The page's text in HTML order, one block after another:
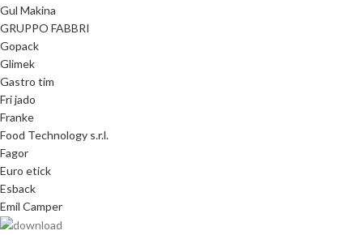
Gul Makina
GRUPPO FABBRI
Gopack
Glimek
Gastro tim
Fri jado
Franke
Food Technology s.r.l.
Fagor
Euro etick
Esback
Emil Camper